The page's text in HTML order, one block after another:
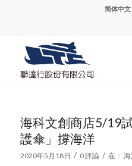
简体中文
海科文創商店5/19
護傘」撐海洋
2020年5月18日 / 0 評論 / 在：